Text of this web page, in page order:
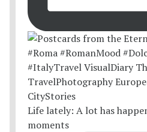
Life lately: A lot has
moments